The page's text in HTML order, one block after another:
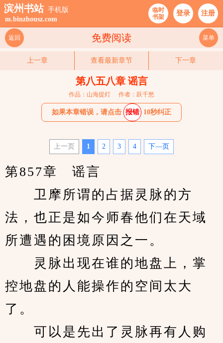
滨州书站 手机版
m.binzhousz.com
临时
书架
登录 注册
免费阅读
返回 菜单
上一章 查看最新章节 下一章
第八五八章 谣言
作品：山海提灯 作者：跃千愁
如果本章错误，请点击 报错 10秒纠正
上一页 1 2 3 4 下—页
第857章　谣言
卫摩所谓的占据灵脉的方
法，也正是如今师春他们在天域
所遭遇的困境原因之一。
灵脉出现在谁的地盘上，掌
控地盘的人能操作的空间太大
了。
可以是先出了灵脉再有人购